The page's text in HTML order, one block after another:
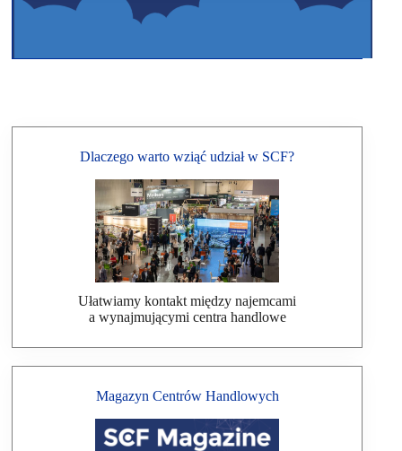
Dlaczego warto wziąć udział w SCF?
Ułatwiamy kontakt między najemcami
a wynajmującymi centra handlowe
Magazyn Centrów Handlowych